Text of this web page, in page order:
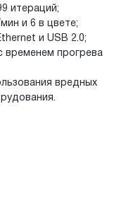
итераций;
и 6 в цвете;
и USB 2.0;
временем прогрева
вредных